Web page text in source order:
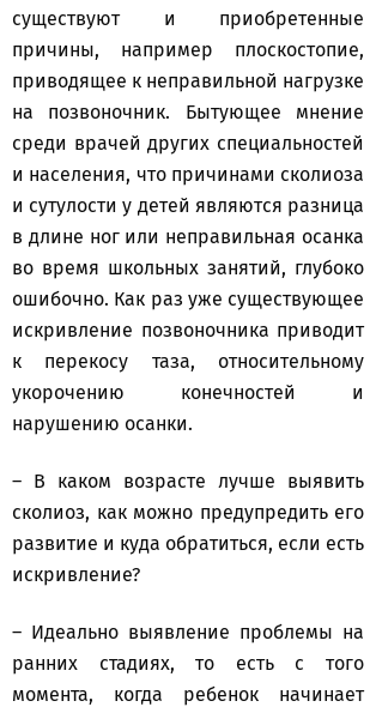
существуют и приобретенные
причины, например плоскостопие,
приводящее к неправильной нагрузке
на позвоночник. Бытующее мнение
среди врачей других специальностей
и населения, что причинами сколиоза
и сутулости у детей являются разница
в длине ног или неправильная осанка
во время школьных занятий, глубоко
ошибочно. Как раз уже существующее
искривление позвоночника приводит
к перекосу таза, относительному
укорочению конечностей и
нарушению осанки.
– В каком возрасте лучше выявить
сколиоз, как можно предупредить его
развитие и куда обратиться, если есть
искривление?
– Идеально выявление проблемы на
ранних стадиях, то есть с того
момента, когда ребенок начинает